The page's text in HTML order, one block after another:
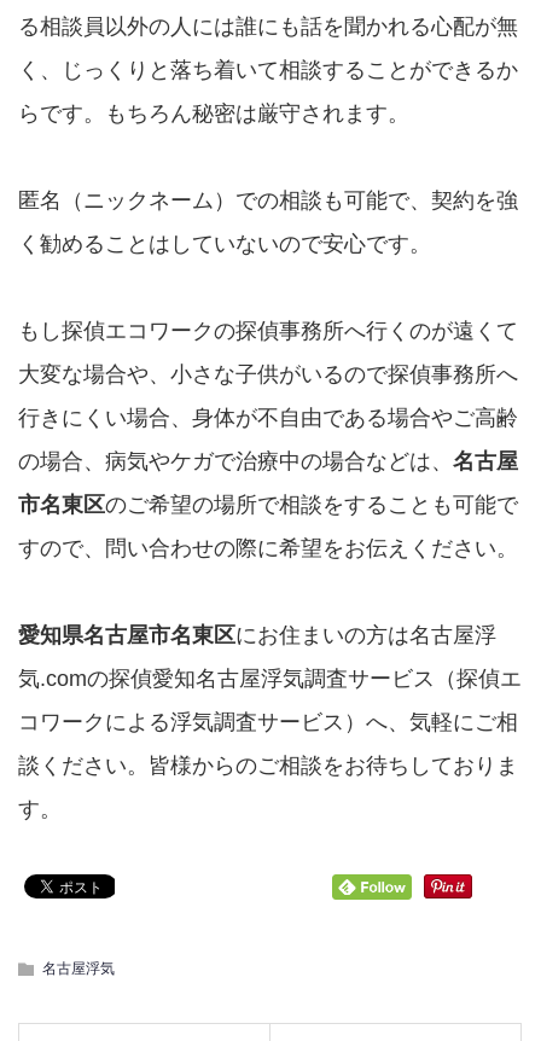
る相談員以外の人には誰にも話を聞かれる心配が無
く、じっくりと落ち着いて相談することができるか
らです。もちろん秘密は厳守されます。
匿名（ニックネーム）での相談も可能で、契約を強
く勧めることはしていないので安心です。
もし探偵エコワークの探偵事務所へ行くのが遠くて
大変な場合や、小さな子供がいるので探偵事務所へ
行きにくい場合、身体が不自由である場合やご高齢
の場合、病気やケガで治療中の場合などは、 名古屋
市名東区のご希望の場所で相談をすることも可能で
すので、問い合わせの際に希望をお伝えください。
愛知県名古屋市名東区にお住まいの方は名古屋浮
気.comの探偵愛知名古屋浮気調査サービス（探偵エ
コワークによる浮気調査サービス）へ、気軽にご相
談ください。皆様からのご相談をお待ちしておりま
す。
名古屋浮気